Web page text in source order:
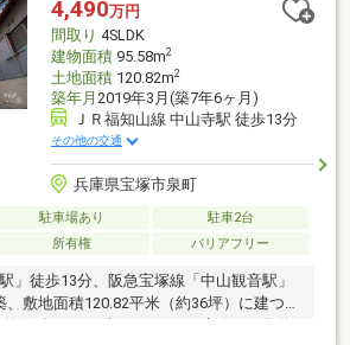
4,490万円
間取り 4SLDK
建物面積95.58m2
土地面積120.82m2
築年月 2019年3月(築7年6ヶ月)
ＪＲ福知山線 中山寺駅 徒歩13分
その他の交通
兵庫県宝塚市泉町
駐車場あり
駐車2台
所有権 バリアフリー
」徒歩13分、阪急宝塚線「中山観音駅」
敷地面積120.82平米（約36坪）に建つ木